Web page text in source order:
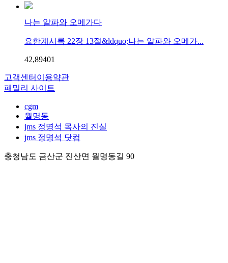
나는 알파와 오메가다
요한계시록 22장 13절&ldquo;나는 알파와 오메가...
42,89401
고객센터 이용약관
패밀리 사이트
cgm
월명동
jms 정명석 목사의 진실
jms 정명석 닷컴
충청남도 금산군 진산면 월명동길 90